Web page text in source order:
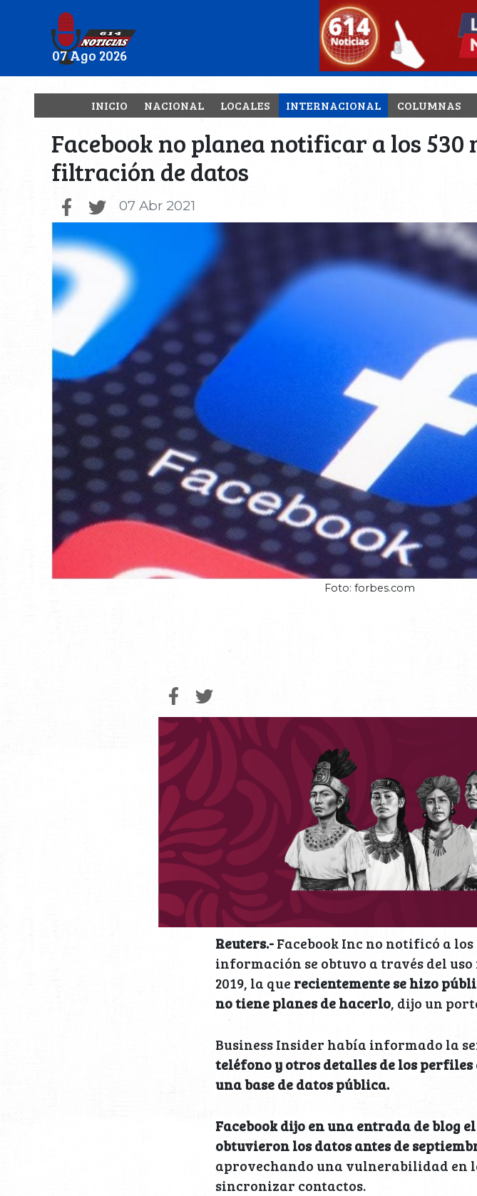
07 Ago 2026
INICIO NACIONAL LOCALES INTERNACIONAL COLUMNAS
Facebook no planea notificar a los
filtración de datos
07 Abr 2021
Foto: forbes.com
Reuters.-Facebook Inc no notificó a
información se obtuvo a través del
2019, la que recientemente se hizo
no tiene planes de hacerlo, dijo un
Business Insider había informado la
teléfono y otros detalles de los
una base de datos pública.
Facebook dijo en una entrada de blog
obtuvieron los datos antes de
aprovechando una vulnerabilidad
sincronizar contactos.